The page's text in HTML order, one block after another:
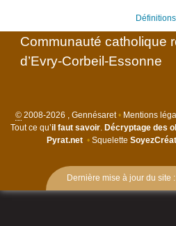
Définitions
Communauté catholique
d’Evry-Corbeil-Essonne
© 2008-2026 , Gennésaret • Mentions
Tout ce qu’il faut savoir. Décryptage des
Pyrat.net •Squelette
Dernière mise à jour du site